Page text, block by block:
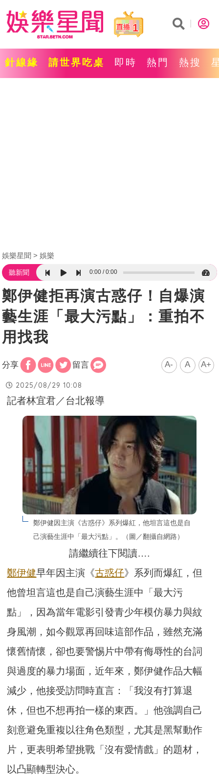
1
針線緣 請世界吃桌 即時 熱門 熱搜
娛樂星聞 娛樂
聽新聞 0:00 0:00
鄭伊健拒再演古惑仔！自爆演
藝生涯「最大污點」：重拍不
用找我
分享 留言 A- A A+
2025/08/29 10:08
記者林宜君／台北報導
鄭伊健因主演《古惑仔》系列爆紅，他坦言這也是自
己演藝生涯中「最大污點」。（圖／翻攝自網路）
請繼續往下閱讀….
鄭伊健早年因主演《古惑仔》系列而爆紅，但
他曾坦言這也是自己演藝生涯中「最大污
點」，因為當年電影引發青少年模仿暴力與紋
身風潮，如今觀眾再回味這部作品，雖然充滿
懷舊情懷，卻也要警惕片中帶有侮辱性的台詞
與過度的暴力場面，近年來，鄭伊健作品大幅
減少，他接受訪問時直言：「我沒有打算退
休，但也不想再拍一樣的東西。」他強調自己
刻意避免重複以往角色類型，尤其是黑幫動作
片，更表明希望挑戰「沒有愛情戲」的題材，
以凸顯轉型決心。